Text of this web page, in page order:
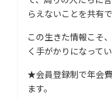
らえないことを共有
この生きた情報こそ
く手がかりになってい
★会員登録制で年会
ます。